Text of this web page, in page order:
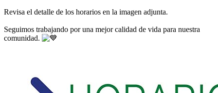
Revisa el detalle de los horarios en la imagen adjunta.
Seguimos trabajando por una mejor calidad de vida para nuestra
comunidad.